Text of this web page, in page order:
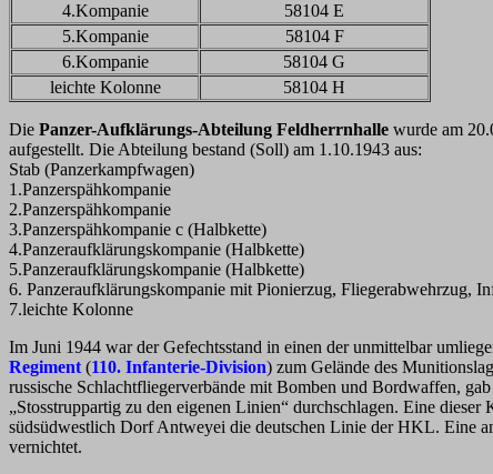
4.Kompanie
58104 E
5.Kompanie
58104 F
6.Kompanie
58104 G
leichte Kolonne
58104 H
Die Panzer-Aufklärungs-Abteilung Feldherrnhalle wurde am
aufgestellt. Die Abteilung bestand (Soll) am 1.10.1943 aus:
Stab (Panzerkampfwagen)
1.Panzerspähkompanie
2.Panzerspähkompanie
3.Panzerspähkompanie c (Halbkette)
4.Panzeraufklärungskompanie (Halbkette)
5.Panzeraufklärungskompanie (Halbkette)
6. Panzeraufklärungskompanie mit Pionierzug, Fliegerabwehrzug,
7.leichte Kolonne
Im Juni 1944 war der Gefechtsstand in einen der unmittelbar
Regiment (110. Infanterie-Division) zum Gelände des
russische Schlachtfliegerverbände mit Bomben und Bordwaffen,
„Stosstruppartig zu den eigenen Linien“ durchschlagen. Eine
südsüdwestlich Dorf Antweyei die deutschen Linie der HKL. Eine
vernichtet.